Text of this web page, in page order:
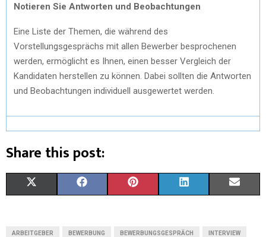
Notieren Sie Antworten und Beobachtungen
Eine Liste der Themen, die während des
Vorstellungsgesprächs mit allen Bewerber besprochenen
werden, ermöglicht es Ihnen, einen besser Vergleich der
Kandidaten herstellen zu können. Dabei sollten die Antworten
und Beobachtungen individuell ausgewertet werden.
Share this post:
ARBEITGEBER BEWERBUNG BEWERBUNGSGESPRÄCH INTERVIEW